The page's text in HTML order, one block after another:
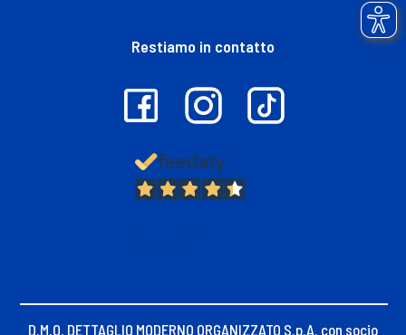
Restiamo in contatto
D.M.O. DETTAGLIO MODERNO ORGANIZZATO S.p.A. con socio